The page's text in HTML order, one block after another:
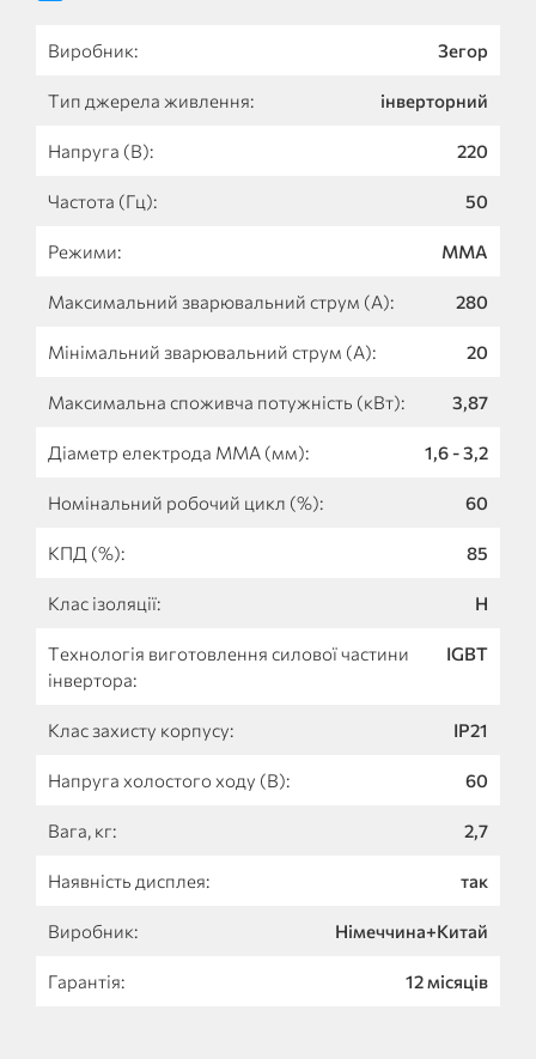
Виробник: Зегор
Тип джерела живлення: інверторний
Напруга (В): 220
Частота (Гц): 50
Режими: ММА
Максимальний зварювальний струм (А): 280
Мінімальний зварювальний струм (А): 20
Максимальна споживча потужність (кВт): 3,87
Діаметр електрода MMA (мм): 1,6 - 3,2
Номінальний робочий цикл (%): 60
КПД (%): 85
Клас ізоляції: H
Технологія виготовлення силової частини
інвертора:
IGBT
Клас захисту корпусу: IP21
Напруга холостого ходу (В): 60
Вага, кг: 2,7
Наявність дисплея: так
Виробник: Німеччина+Китай
Гарантія: 12 місяців